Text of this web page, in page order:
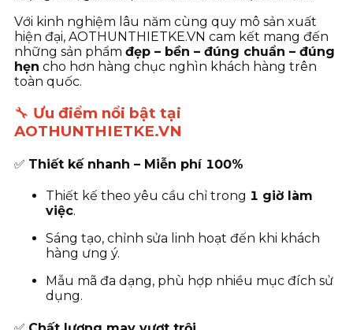
Với kinh nghiệm lâu năm cùng quy mô sản xuất
hiện đại, AOTHUNTHIETKE.VN cam kết mang đến
những sản phẩm đẹp – bền – đúng chuẩn – đúng
hẹn cho hơn hàng chục nghìn khách hàng trên
toàn quốc.
🔧 Ưu điểm nổi bật tại
AOTHUNTHIETKE.VN
✅ Thiết kế nhanh – Miễn phí 100%
Thiết kế theo yêu cầu chỉ trong 1 giờ làm
việc.
Sáng tạo, chỉnh sửa linh hoạt đến khi khách
hàng ưng ý.
Mẫu mã đa dạng, phù hợp nhiều mục đích sử
dụng.